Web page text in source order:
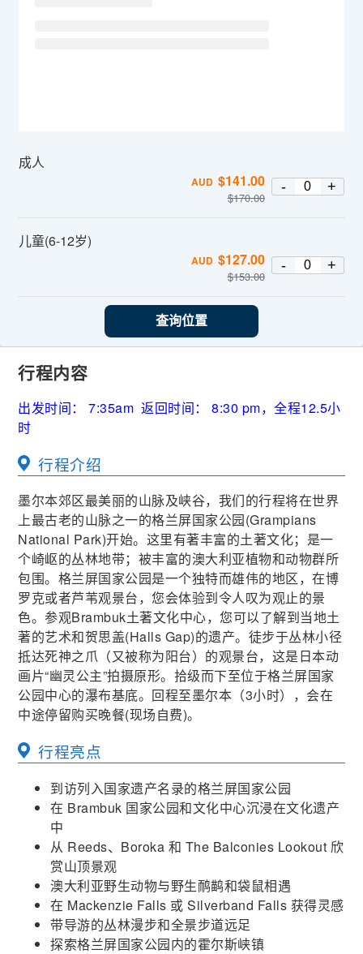
成人
AUD $141.00
$170.00
- +
儿童(6-12岁)
AUD $127.00
$153.00
- +
查询位置
行程内容
出发时间： 7:35am 返回时间： 8:30 pm，全程12.5小
时
行程介绍
墨尔本郊区最美丽的山脉及峡谷，我们的行程将在世界
上最古老的山脉之一的格兰屏国家公园(Grampians
National Park)开始。这里有著丰富的土著文化；是一
个崎岖的丛林地带；被丰富的澳大利亚植物和动物群所
包围。格兰屏国家公园是一个独特而雄伟的地区，在博
罗克或者芦苇观景台，您会体验到令人叹为观止的景
色。参观Brambuk土著文化中心，您可以了解到当地土
著的艺术和贺思盖(Halls Gap)的遗产。徒步于丛林小径
抵达死神之爪（又被称为阳台）的观景台，这是日本动
画片“幽灵公主”拍摄原形。拾级而下至位于格兰屏国家
公园中心的瀑布基底。回程至墨尔本（3小时），会在
中途停留购买晚餐(现场自费)。
行程亮点
到访列入国家遗产名录的格兰屏国家公园
在 Brambuk 国家公园和文化中心沉浸在文化遗产
中
从 Reeds、Boroka 和 The Balconies Lookout 欣
赏山顶景观
澳大利亚野生动物与野生鸸鹋和袋鼠相遇
在 Mackenzie Falls 或 Silverband Falls 获得灵感
带导游的丛林漫步和全景步道远足
探索格兰屏国家公园内的霍尔斯峡镇